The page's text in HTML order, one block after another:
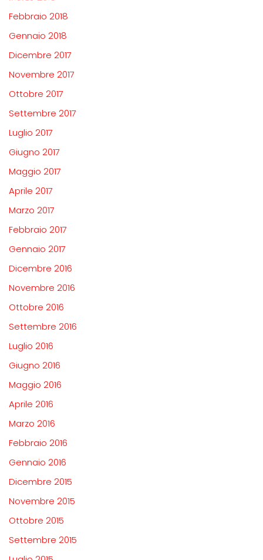
Febbraio 2018
Gennaio 2018
Dicembre 2017
Novembre 2017
Ottobre 2017
Settembre 2017
Luglio 2017
Giugno 2017
Maggio 2017
Aprile 2017
Marzo 2017
Febbraio 2017
Gennaio 2017
Dicembre 2016
Novembre 2016
Ottobre 2016
Settembre 2016
Luglio 2016
Giugno 2016
Maggio 2016
Aprile 2016
Marzo 2016
Febbraio 2016
Gennaio 2016
Dicembre 2015
Novembre 2015
Ottobre 2015
Settembre 2015